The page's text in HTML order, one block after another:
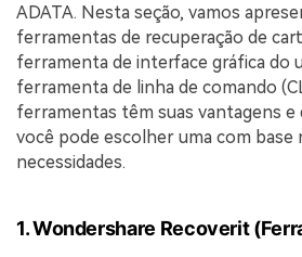
ADATA. Nesta seção, vamos
ferramentas de recuperação de
ferramenta de interface gráfica do
ferramenta de linha de comando
ferramentas têm suas vantagens e
você pode escolher uma com base
necessidades.
1. Wondershare Recoverit